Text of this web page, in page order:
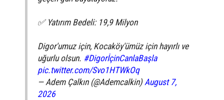
✅ Yatırım Bedeli: 19,9 Milyon
Digor'umuz için, Kocaköy'ümüz için hayırlı ve
uğurlu olsun. #DigorİçinCanlaBaşla
pic.twitter.com/Svo1HTWkOq
— Adem Çalkın (@Ademcalkin)August 7,
2026